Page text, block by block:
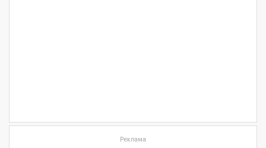
Реклама